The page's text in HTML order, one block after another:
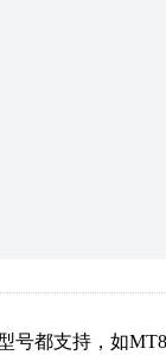
号都支持，如